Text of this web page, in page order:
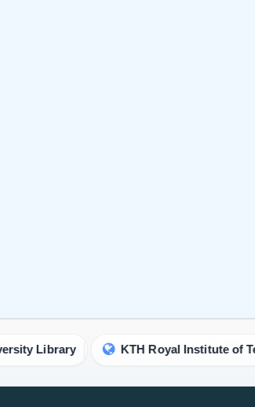
編集者のガイドライン